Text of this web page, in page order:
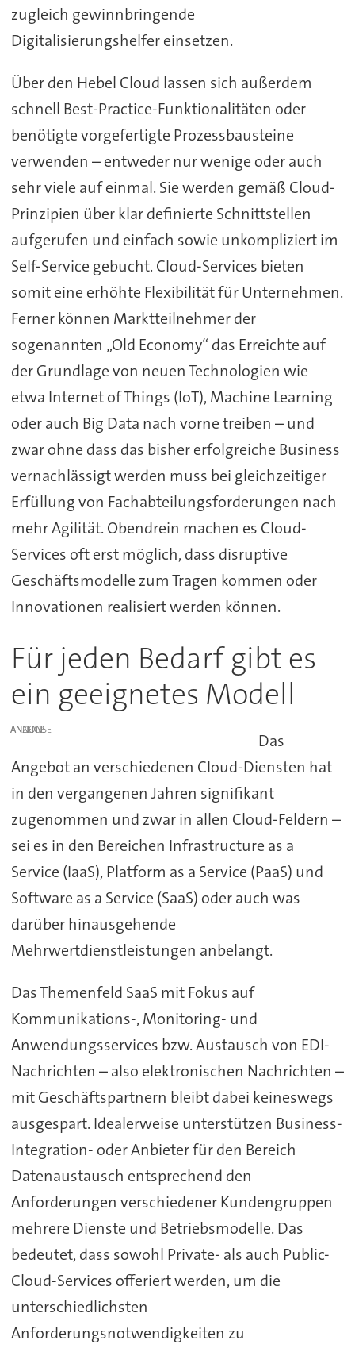
zugleich gewinnbringende
Digitalisierungshelfer einsetzen.
Über den Hebel Cloud lassen sich außerdem
schnell Best-Practice-Funktionalitäten oder
benötigte vorgefertigte Prozessbausteine
verwenden – entweder nur wenige oder auch
sehr viele auf einmal. Sie werden gemäß Cloud-
Prinzipien über klar definierte Schnittstellen
aufgerufen und einfach sowie unkompliziert im
Self-Service gebucht. Cloud-Services bieten
somit eine erhöhte Flexibilität für Unternehmen.
Ferner können Marktteilnehmer der
sogenannten „Old Economy“ das Erreichte auf
der Grundlage von neuen Technologien wie
etwa Internet of Things (IoT), Machine Learning
oder auch Big Data nach vorne treiben – und
zwar ohne dass das bisher erfolgreiche Business
vernachlässigt werden muss bei gleichzeitiger
Erfüllung von Fachabteilungsforderungen nach
mehr Agilität. Obendrein machen es Cloud-
Services oft erst möglich, dass disruptive
Geschäftsmodelle zum Tragen kommen oder
Innovationen realisiert werden können.
Für jeden Bedarf gibt es
ein geeignetes Modell
ANZEIGE
Das
Angebot an verschiedenen Cloud-Diensten hat
in den vergangenen Jahren signifikant
zugenommen und zwar in allen Cloud-Feldern –
sei es in den Bereichen Infrastructure as a
Service (IaaS), Platform as a Service (PaaS) und
Software as a Service (SaaS) oder auch was
darüber hinausgehende
Mehrwertdienstleistungen anbelangt.
Das Themenfeld SaaS mit Fokus auf
Kommunikations-, Monitoring- und
Anwendungsservices bzw. Austausch von EDI-
Nachrichten – also elektronischen Nachrichten –
mit Geschäftspartnern bleibt dabei keineswegs
ausgespart. Idealerweise unterstützen Business-
Integration- oder Anbieter für den Bereich
Datenaustausch entsprechend den
Anforderungen verschiedener Kundengruppen
mehrere Dienste und Betriebsmodelle. Das
bedeutet, dass sowohl Private- als auch Public-
Cloud-Services offeriert werden, um die
unterschiedlichsten
Anforderungsnotwendigkeiten zu